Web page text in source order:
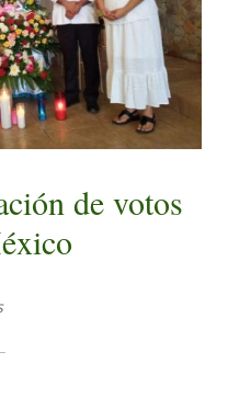
de votos